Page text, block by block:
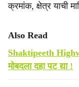
क्रमांक, क्षेत्र याची
Also Read
Shaktipeeth
मोबदला दहा पट द्या !